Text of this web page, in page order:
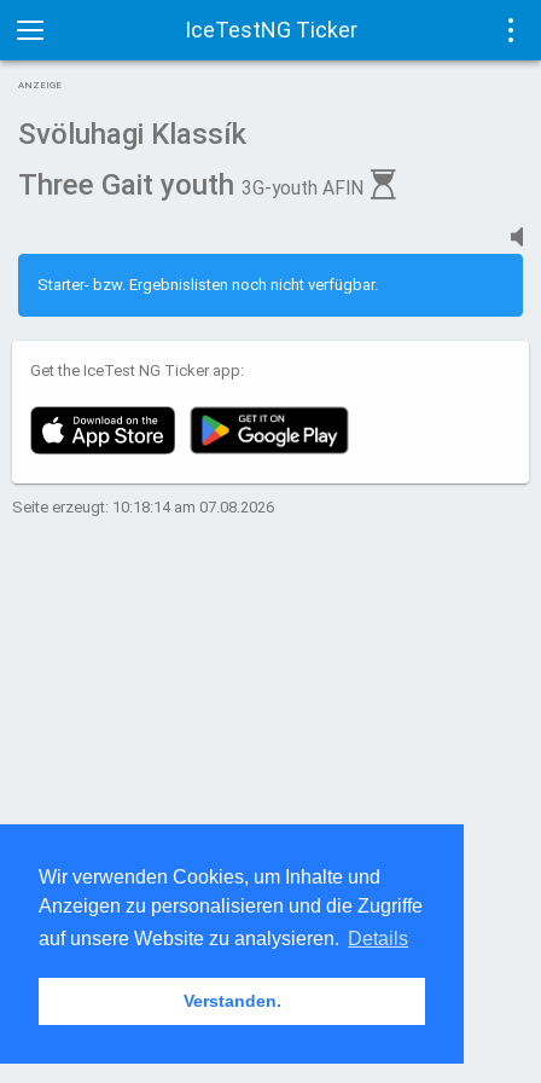
Wir verwenden Cookies, um Inhalte und
Anzeigen zu personalisieren und die Zugriffe
auf unsere Website zu analysieren. Details
Verstanden.
IceTestNG Ticker
Toggle
navigation
ANZEIGE
Svöluhagi Klassík
Three Gait youth 3G-youth AFIN
Starter- bzw. Ergebnislisten noch nicht verfügbar.
Get the IceTest NG Ticker app:
Seite erzeugt: 10:18:14 am 07.08.2026